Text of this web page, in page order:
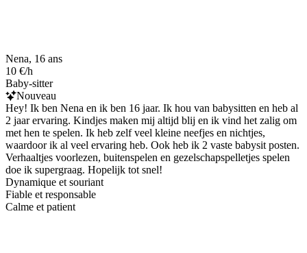
Nena, 16 ans
10 €/h
Baby-sitter
Nouveau
Hey! Ik ben Nena en ik ben 16 jaar. Ik hou van babysitten en heb al
2 jaar ervaring. Kindjes maken mij altijd blij en ik vind het zalig om
met hen te spelen. Ik heb zelf veel kleine neefjes en nichtjes,
waardoor ik al veel ervaring heb. Ook heb ik 2 vaste babysit posten.
Verhaaltjes voorlezen, buitenspelen en gezelschapspelletjes spelen
doe ik supergraag. Hopelijk tot snel!
Dynamique et souriant
Fiable et responsable
Calme et patient